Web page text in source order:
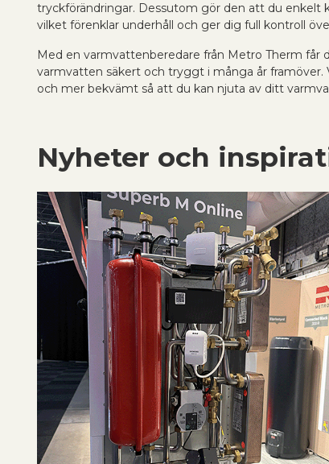
tryckförändringar. Dessutom gör den att du enkelt
vilket förenklar underhåll och ger dig full kontroll
Med en varmvattenberedare från Metro Therm får
varmvatten säkert och tryggt i många år
och mer bekvämt så att du kan njuta av ditt
Nyheter och